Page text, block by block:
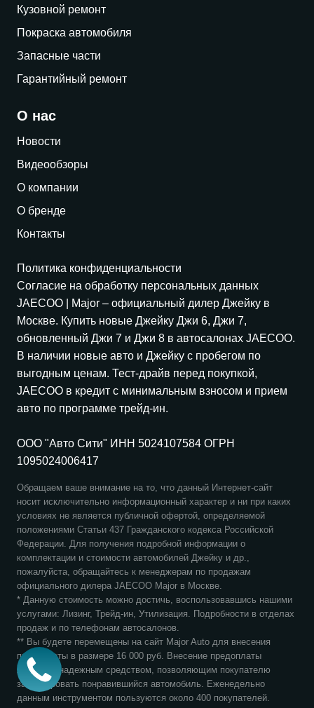
Кузовной ремонт
Покраска автомобиля
Запасные части
Гарантийный ремонт
О нас
Новости
Видеообзоры
О компании
О бренде
Контакты
Политика конфиденциальности
Согласие на обработку персональных данных
JAECOO | Major – официальный дилер Джейку в
Москве. Купить новые Джейку Джи 6, Джи 7,
обновленный Джи 7 и Джи 8 в автосалонах JAECOO.
В наличии новые авто и Джейку с пробегом по
выгодным ценам. Тест-драйв перед покупкой,
JAECOO в кредит с минимальным взносом и прием
авто по программе трейд-ин.
ООО "Авто Сити" ИНН 5024107584 ОГРН
1095024006417
Обращаем ваше внимание на то, что данный Интернет-сайт
носит исключительно информационный характер и ни при каких
условиях не является публичной офертой, определяемой
положениями Статьи 437 Гражданского кодекса Российской
Федерации. Для получения подробной информации о
комплектации и стоимости автомобилей Джейку и др.,
пожалуйста, обращайтесь к менеджерам по продажам
официального дилера JAECOO Major в Москве.
* Данную стоимость можно достичь, воспользовавшись нашими
услугами: Лизинг, Трейд-ин, Утилизация. Подробности в отделах
продаж и по телефонам автосалонов.
** Вы будете перемещены на сайт Major Auto для внесения
предоплаты в размере 16 000 руб. Внесение предоплаты
является надежным средством, позволяющим покупателю
забронировать понравившийся автомобиль. Еженедельно
данным инструментом пользуются около 400 покупателей.